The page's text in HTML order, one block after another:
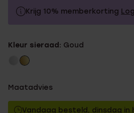
Krijg 10% memberkorting
Zonder memberkorting
Kleur sieraad: Goud
Maatadvies
Vandaag besteld, dinsdag in